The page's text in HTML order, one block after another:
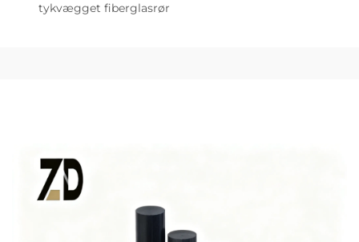
tykvægget fiberglasrør